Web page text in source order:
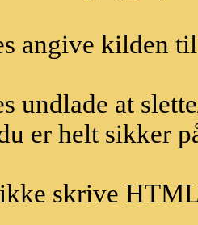
angive kilden
undlade at
er helt sikker
skrive